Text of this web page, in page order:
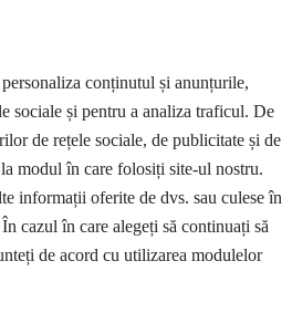
conținutul și anunțurile,
sociale și pentru a analiza traficul. De
de rețele sociale, de publicitate și de
modul în care folosiți site-ul nostru.
informații oferite de dvs. sau culese în
cazul în care alegeți să continuați să
de acord cu utilizarea modulelor